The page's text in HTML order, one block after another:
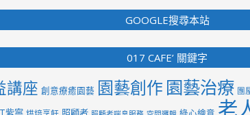
GOOGLE搜尋本站
017 CAFE’ 關鍵字
講座 創意療癒園藝 園藝創作 園藝治療 團
老